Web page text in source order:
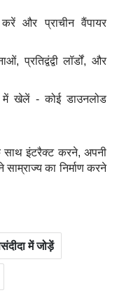
और प्राचीन वैंपायर
प्रतिद्वंद्वी लॉर्डों, और
में खेलें - कोई डाउनलोड
इंटरैक्ट करने, अपनी
का निर्माण करने
में जोड़ें